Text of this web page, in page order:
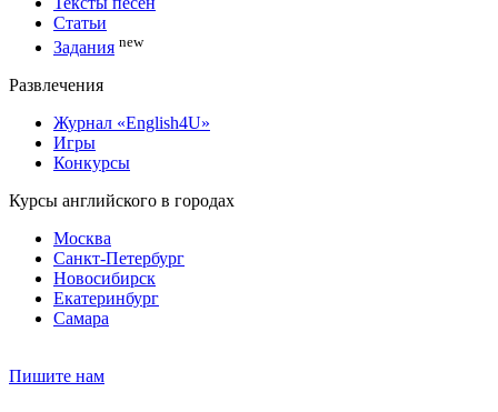
Статьи
Задания new
Развлечения
Журнал «English4U»
Игры
Конкурсы
Курсы английского в городах
Москва
Санкт-Петербург
Новосибирск
Екатеринбург
Самара
Пишите нам